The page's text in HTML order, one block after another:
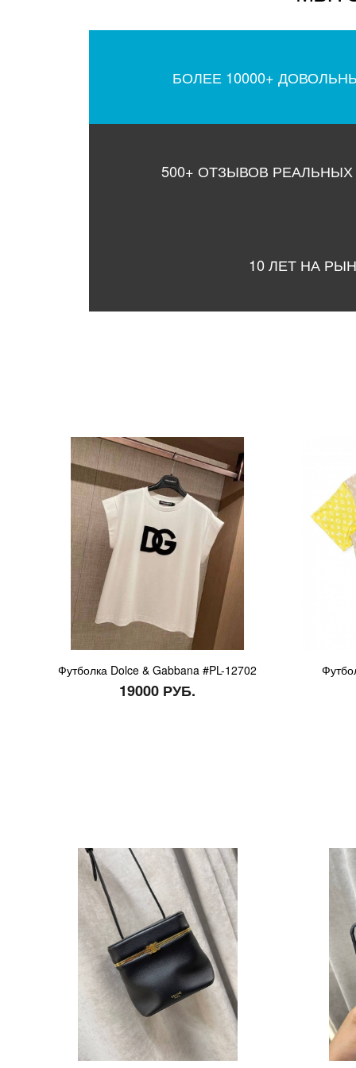
БОЛЕЕ 10000+
500+ ОТЗЫВОВ
10 ЛЕТ НА
Футболка Dolce & Gabbana #PL-12702
19000 РУБ.